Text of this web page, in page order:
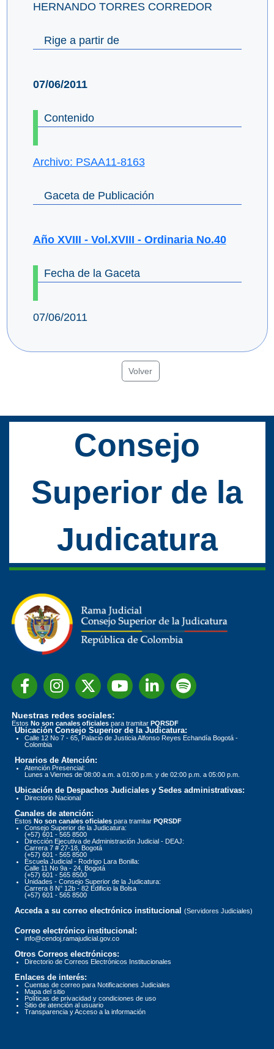
HERNANDO TORRES CORREDOR
Rige a partir de
07/06/2011
Contenido
Archivo: PSAA11-8163
Gaceta de Publicación
Año XVIII - Vol.XVIII - Ordinaria No.40
Fecha de la Gaceta
07/06/2011
Volver
Consejo
Superior de la
Judicatura
Nuestras redes sociales:
Estos No son canales oficiales para tramitar PQRSDF
Ubicación Consejo Superior de la Judicatura:
Calle 12 No 7 - 65, Palacio de Justicia Alfonso Reyes Echandía Bogotá -
Colombia
Horarios de Atención:
Atención Presencial:
Lunes a Viernes de 08:00 a.m. a 01:00 p.m. y de 02:00 p.m. a 05:00 p.m.
Ubicación de Despachos Judiciales y Sedes administrativas:
Directorio Nacional
Canales de atención:
Estos No son canales oficiales para tramitar PQRSDF
Consejo Superior de la Judicatura:
(+57) 601 - 565 8500
Dirección Ejecutiva de Administración Judicial - DEAJ:
Carrera 7 # 27-18, Bogotá
(+57) 601 - 565 8500
Escuela Judicial - Rodrigo Lara Bonilla:
Calle 11 No 9a - 24, Bogotá
(+57) 601 - 565 8500
Unidades - Consejo Superior de la Judicatura:
Carrera 8 N° 12b - 82 Edificio la Bolsa
(+57) 601 - 565 8500
Acceda a su correo electrónico institucional (Servidores Judiciales)
Correo electrónico institucional:
info@cendoj.ramajudicial.gov.co
Otros Correos electrónicos:
Directorio de Correos Electrónicos Institucionales
Enlaces de interés:
Cuentas de correo para Notificaciones Judiciales
Mapa del sitio
Políticas de privacidad y condiciones de uso
Sitio de atención al usuario
Transparencia y Acceso a la información